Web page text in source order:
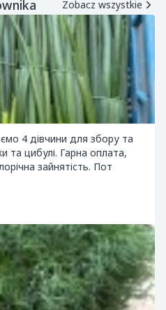
Zobacz wszystkie
для збору та
та цибулі. Гарна оплата,
зайнятість. Пот